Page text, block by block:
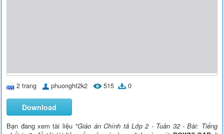
2 trang phuonght2k2 515 0
Download
Bạn đang xem tài liệu "Giáo án Chính tả Lớp 2 - Tuần 32 - Bài: Tiếng